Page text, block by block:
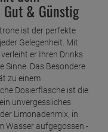
& Günstig
ist der perfekte
Gelegenheit. Mit
er Ihren Drinks
Sinne. Das Besondere
zu einem
Dosierflasche ist die
unvergessliches
Limonadenmix, in
Wasser aufgegossen -